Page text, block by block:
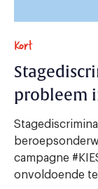
Kort
probleem
campagne
onvoldoende